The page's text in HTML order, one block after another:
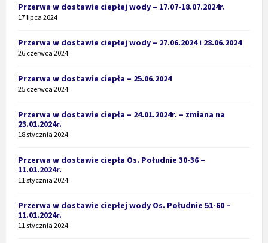
Przerwa w dostawie ciepłej wody – 17.07-18.07.2024r.
17 lipca 2024
Przerwa w dostawie ciepłej wody – 27.06.2024 i 28.06.2024
26 czerwca 2024
Przerwa w dostawie ciepła – 25.06.2024
25 czerwca 2024
Przerwa w dostawie ciepła – 24.01.2024r. – zmiana na
23.01.2024r.
18 stycznia 2024
Przerwa w dostawie ciepła Os. Południe 30-36 –
11.01.2024r.
11 stycznia 2024
Przerwa w dostawie ciepłej wody Os. Południe 51-60 –
11.01.2024r.
11 stycznia 2024